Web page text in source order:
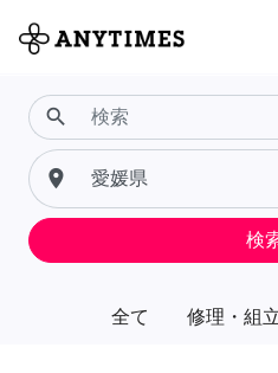
全て 修理・組
search
place
検